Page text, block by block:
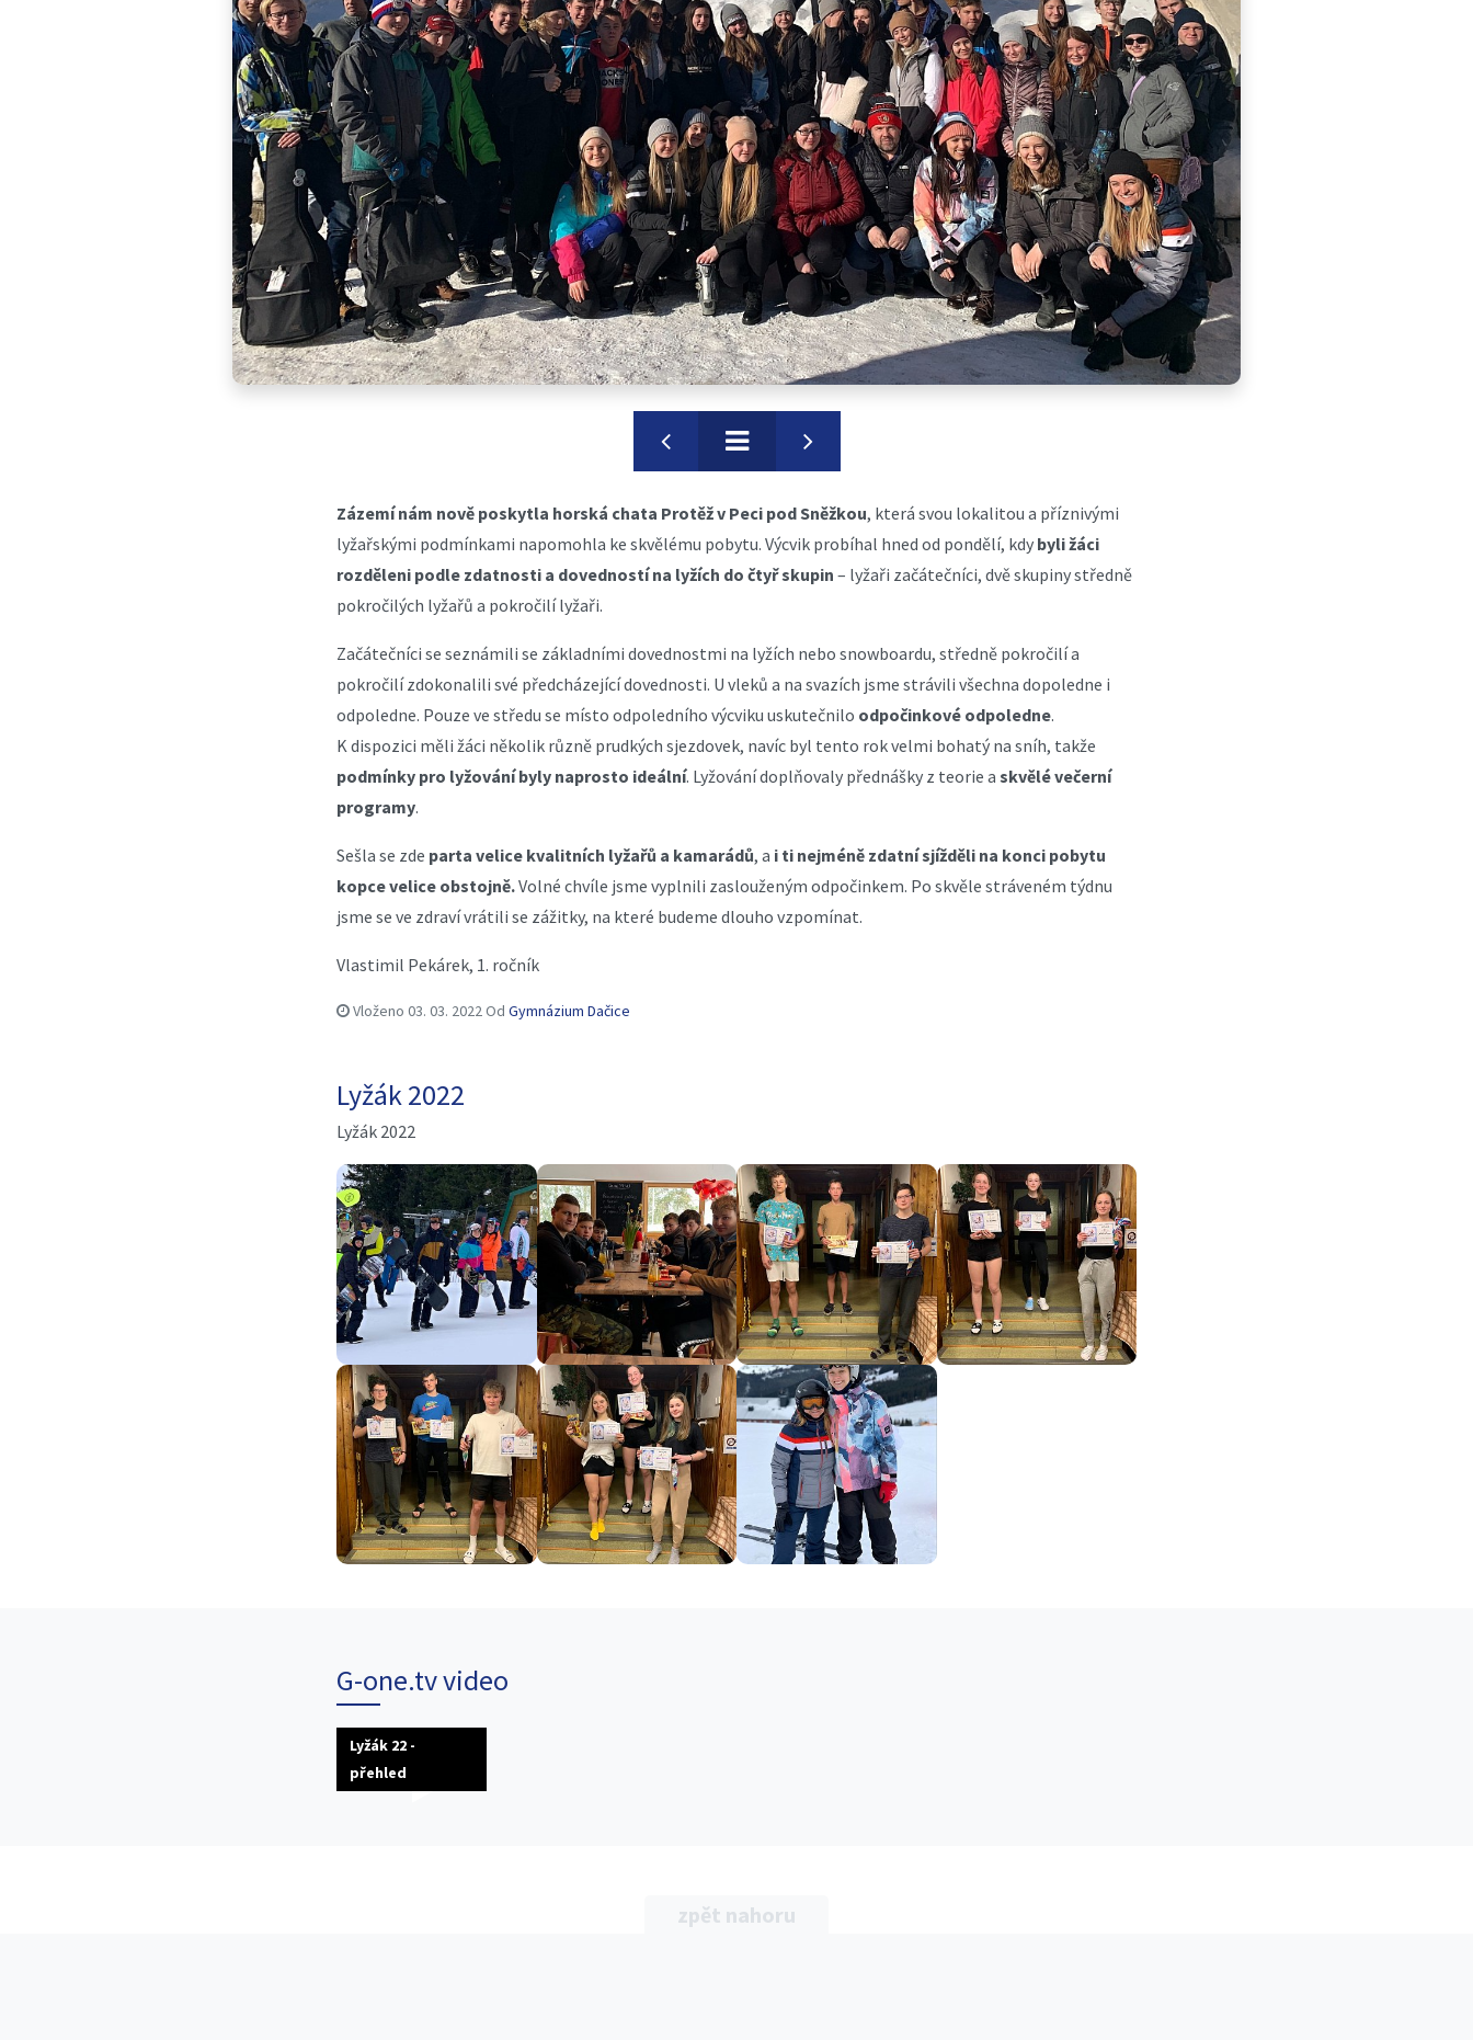
Zázemí nám nově poskytla horská chata Protěž v Peci pod Sněžkou, která svou lokalitou a příznivými
lyžařskými podmínkami napomohla ke skvělému pobytu. Výcvik probíhal hned od pondělí, kdy byli žáci
rozděleni podle zdatnosti a dovedností na lyžích do čtyř skupin – lyžaři začátečníci, dvě skupiny středně
pokročilých lyžařů a pokročilí lyžaři.
Začátečníci se seznámili se základními dovednostmi na lyžích nebo snowboardu, středně pokročilí a
pokročilí zdokonalili své předcházející dovednosti. U vleků a na svazích jsme strávili všechna dopoledne i
odpoledne. Pouze ve středu se místo odpoledního výcviku uskutečnilo odpočinkové odpoledne.
K dispozici měli žáci několik různě prudkých sjezdovek, navíc byl tento rok velmi bohatý na sníh, takže
podmínky pro lyžování byly naprosto ideální. Lyžování doplňovaly přednášky z teorie a skvělé večerní
programy.
Sešla se zde parta velice kvalitních lyžařů a kamarádů, a i ti nejméně zdatní sjížděli na konci pobytu
kopce velice obstojně.Volné chvíle jsme vyplnili zaslouženým odpočinkem. Po skvěle stráveném týdnu
jsme se ve zdraví vrátili se zážitky, na které budeme dlouho vzpomínat.
Vlastimil Pekárek, 1. ročník
Vloženo 03. 03. 2022Od Gymnázium Dačice
Lyžák 2022
Lyžák 2022
G-one.tv video
Lyžák 22 -
přehled
zpět nahoru